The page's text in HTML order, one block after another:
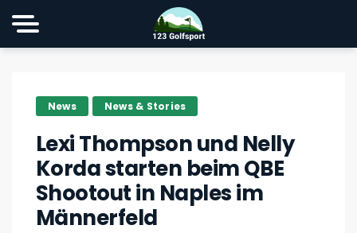
News News & Stories
Lexi Thompson und Nelly
Korda starten beim QBE
Shootout in Naples im
Männerfeld